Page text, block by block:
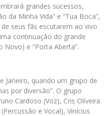
grandes sucessos,
da Minha Vida” e “Tua Boca”,
seus fãs escutarem ao vivo
continuação do grande
Novo) e “Porta Aberta”.
Janeiro, quando um grupo de
por diversão”. O grupo
Cardoso (Voz), Cris Oliveira
e Vocal), Vinícius